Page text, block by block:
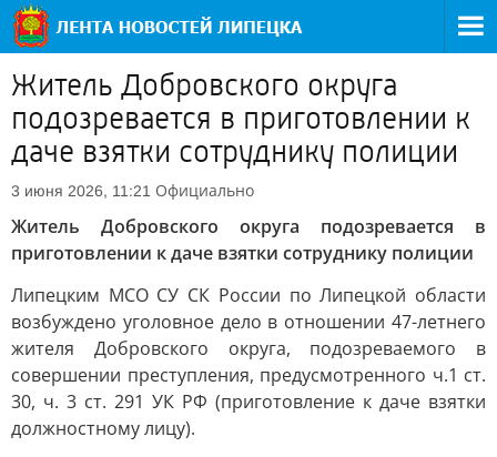
Житель Добровского округа
подозревается в приготовлении к
даче взятки сотруднику полиции
3 июня 2026, 11:21 Официально
Житель Добровского округа подозревается в
приготовлении к даче взятки сотруднику полиции
Липецким МСО СУ СК России по Липецкой области
возбуждено уголовное дело в отношении 47-летнего
жителя Добровского округа, подозреваемого в
совершении преступления, предусмотренного ч.1 ст.
30, ч. 3 ст. 291 УК РФ (приготовление к даче взятки
должностному лицу).